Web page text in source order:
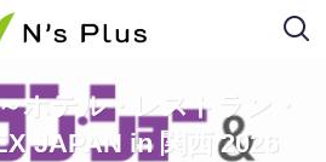
ホテル・レストラン・
JAPAN in 関西 2026